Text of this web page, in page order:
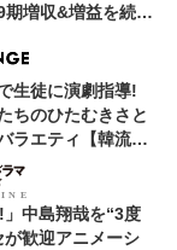
増収&増益を続け
生徒に演劇指導!
ちのひたむきさと
ラエティ【韓流談
」中島翔哉を“3度
が歓迎アニメーシ